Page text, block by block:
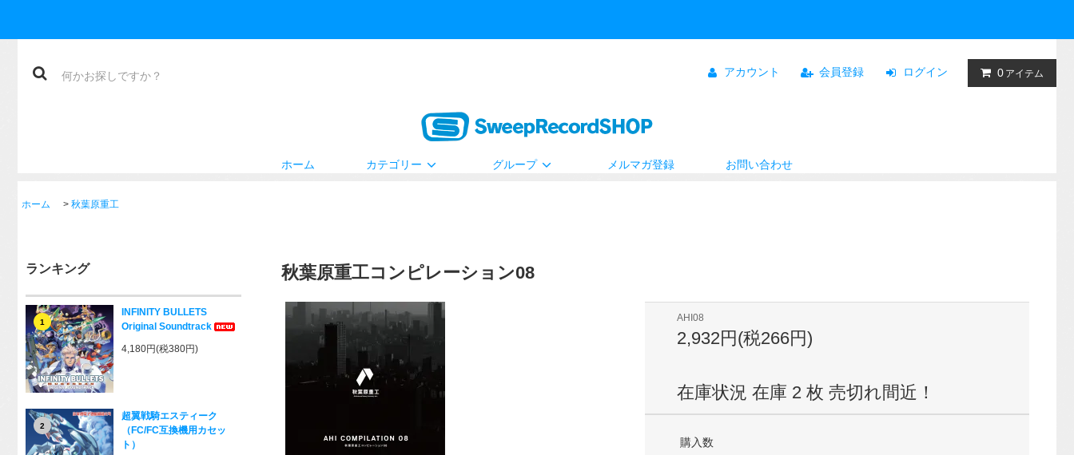
アカウント 会員登録 ログイン 0 アイテム
ホーム カテゴリー グループ メルマガ登録 お問い合わせ
ホーム > 秋葉原重工
ランキング
1
INFINITY BULLETS
Original Soundtrack
4,180円(税380円)
2
超翼戦騎エスティーク
（FC/FC互換機用カセッ
ト）
秋葉原重工コンピレーション08
AHI08
2,932円(税266円)
在庫状況 在庫 2 枚 売切れ間近！
購入数